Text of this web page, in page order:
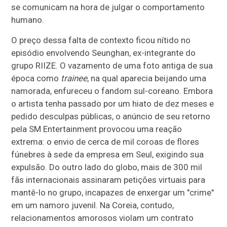
se comunicam na hora de julgar o comportamento
humano.
O preço dessa falta de contexto ficou nítido no
episódio envolvendo Seunghan, ex-integrante do
grupo RIIZE. O vazamento de uma foto antiga de sua
época como trainee, na qual aparecia beijando uma
namorada, enfureceu o fandom sul-coreano. Embora
o artista tenha passado por um hiato de dez meses e
pedido desculpas públicas, o anúncio de seu retorno
pela SM Entertainment provocou uma reação
extrema: o envio de cerca de mil coroas de flores
fúnebres à sede da empresa em Seul, exigindo sua
expulsão. Do outro lado do globo, mais de 300 mil
fãs internacionais assinaram petições virtuais para
mantê-lo no grupo, incapazes de enxergar um "crime"
em um namoro juvenil. Na Coreia, contudo,
relacionamentos amorosos violam um contrato